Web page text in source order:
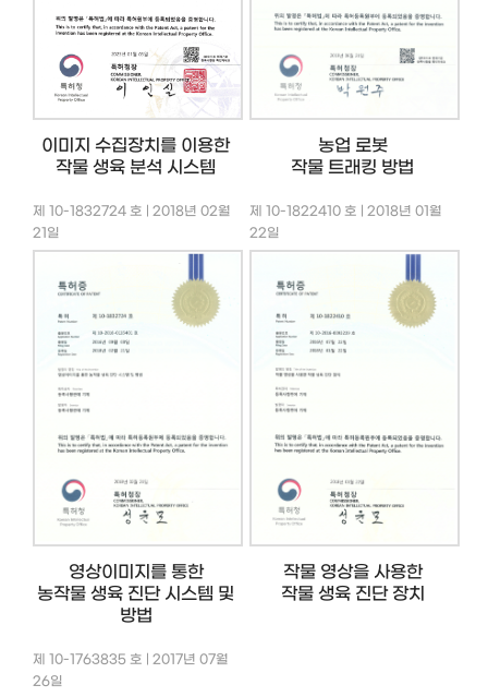
이미지 수집장치를 이용한
작물 생육 분석 시스템
농업 로봇
작물 트래킹 방법
제 10-1832724 호 | 2018년 02월
21일
영상이미지를 통한
농작물 생육 진단 시스템 및
방법
제 10-1822410 호 | 2018년 01월
22일
작물 영상을 사용한
작물 생육 진단 장치
제 10-1763835 호 | 2017년 07월
26일